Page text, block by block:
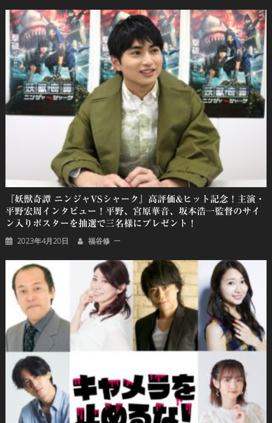
『妖獣奇譚 ニンジャVSシャーク』高評価&ヒット記念！主演・
平野宏周インタビュー！平野、宮原華音、坂本浩一監督のサイ
ン入りポスターを抽選で三名様にプレゼント！
2023年4月20日 福谷修